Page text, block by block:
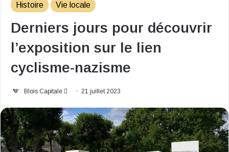
Histoire Vie locale
Derniers jours pour découvrir
l’exposition sur le lien
cyclisme-nazisme
Blois Capitale
Envoyer
courriel
21 juillet 2023